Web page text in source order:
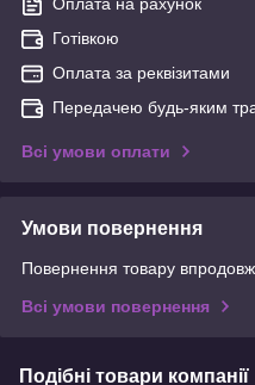
Готівкою
Оплата за реквізитами
Передачею будь-яким
Всі умови оплати
Умови повернення
Повернення товару
Всі умови повернення
Подібні товари компанії